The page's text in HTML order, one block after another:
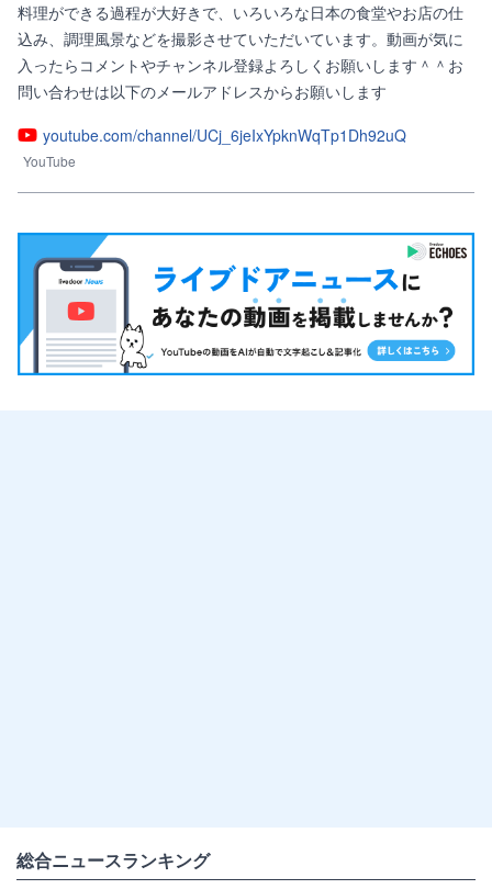
料理ができる過程が大好きで、いろいろな日本の食堂やお店の仕
込み、調理風景などを撮影させていただいています。動画が気に
入ったらコメントやチャンネル登録よろしくお願いします＾＾お
問い合わせは以下のメールアドレスからお願いします
youtube.com/channel/UCj_6jeIxYpknWqTp1Dh92uQ
YouTube
総合ニュースランキング